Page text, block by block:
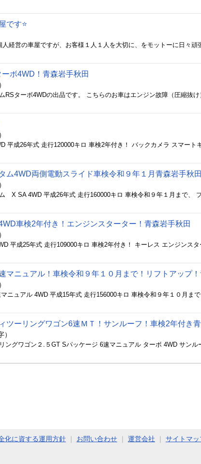
です⭐
ボ4WD！青森岩手秋田
ム4WD両側電動スライド車検令和９年１月青森岩手秋田
車検2年付き！エンジンスターター！青森岩手秋田
マニュアル！車検令和９年１０月まで！リフトアップ
ツーリングワゴン6速ＭＴ！サンルーフ！車検2年付き
化に資する運用方針 お問い合わせ 運営会社 サイトマッ